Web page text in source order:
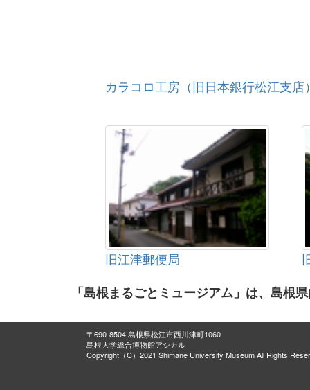
カラコロ工房（旧日本銀行松江支店
旧江津郵便局
「島根まるごとミュージアム」は、島根
〒690-8504 島根県松江市西川津町1060
島根大学総合博物館アシカル
Copyright（C）2021 Shimane University Museum All Rights